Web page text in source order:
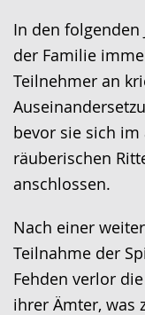
In den folgenden
der Familie
Teilnehmer an
bevor sie sich im
räuberischen
anschlossen.
Nach einer
Teilnahme der
Fehden verlor
ihrer Ämter, was